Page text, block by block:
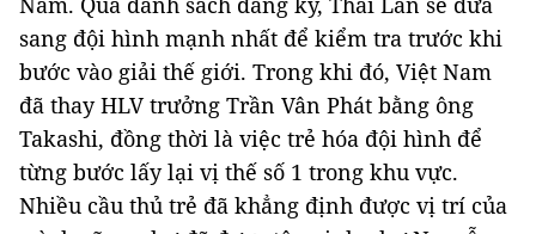
sang đội hình mạnh nhất để kiểm tra trước khi
bước vào giải thế giới. Trong khi đó, Việt Nam
đã thay HLV trưởng Trần Vân Phát bằng ông
Takashi, đồng thời là việc trẻ hóa đội hình để
từng bước lấy lại vị thế số 1 trong khu vực.
Nhiều cầu thủ trẻ đã khẳng định được vị trí của